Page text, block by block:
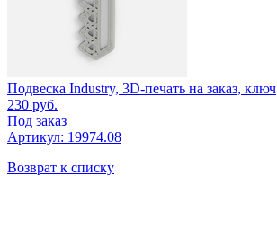
Подвеска Industry, 3D-печать на заказ, ключ
230 руб.
Под заказ
Артикул: 19974.08
Возврат к списку